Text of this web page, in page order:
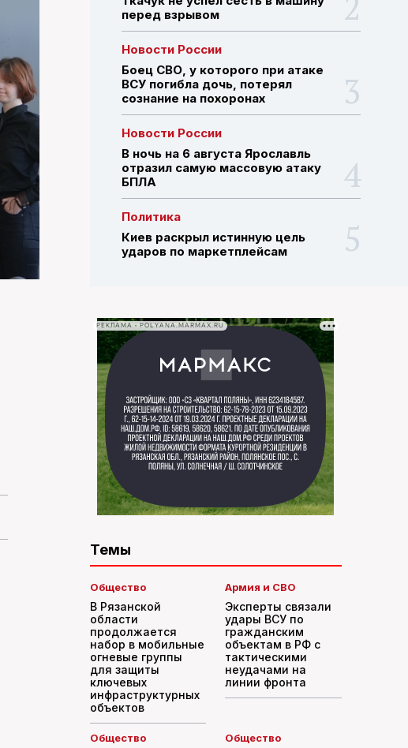
ПОИСК ПО САЙТУ
перед взрывом
Новости России
Боец СВО, у которого при атаке
ВСУ погибла дочь, потерял
сознание на похоронах
Новости России
В ночь на 6 августа Ярославль
отразил самую массовую атаку
БПЛА
Политика
Киев раскрыл истинную цель
ударов по маркетплейсам
РЕКЛАМА • POLYANA.MARMAX.RU
Темы
Общество
В Рязанской
области
продолжается
набор в мобильные
огневые группы
для защиты
ключевых
инфраструктурных
объектов
Армия и СВО
Эксперты связали
удары ВСУ по
гражданским
объектам в РФ с
тактическими
неудачами на
линии фронта
Общество Общество